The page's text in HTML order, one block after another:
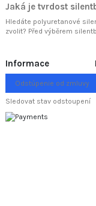
Jaká je tvrdost
Hledáte polyuretanové
zvolit? Před výběrem
Informace
Odstúpenie od zmluvy
Sledovat stav odstoupení